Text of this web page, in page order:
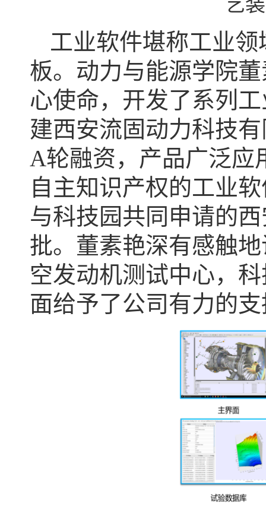
艺
工业软件堪称工业
板。动力与能源学院
心使命，开发了系列
建西安流固动力科技
A轮融资，产品广泛应
自主知识产权的工业
与科技园共同申请的
批。董素艳深有感触
空发动机测试中心，
面给予了公司有力的支